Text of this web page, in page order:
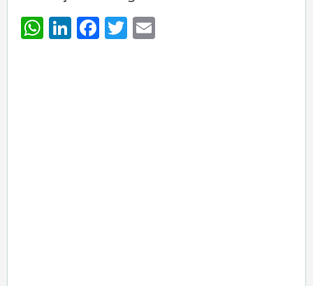
WhatsApp
LinkedIn
Facebook
Twitter